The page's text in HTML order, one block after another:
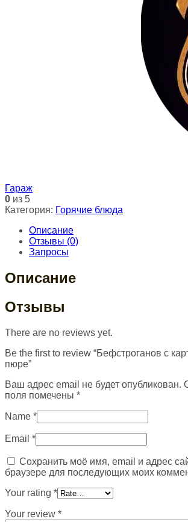
Гараж
0 из 5
Категория: Горячие блюда
Описание
Отзывы (0)
Запросы
Описание
Отзывы
There are no reviews yet.
Be the first to review “Бефстроганов с
пюре”
Ваш адрес email не будет опубликован.
поля помечены *
Name *
Email *
Сохранить моё имя, email и адрес
браузере для последующих моих
Your rating *
Your review *